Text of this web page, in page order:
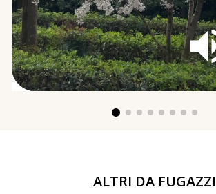
ALTRI DA FUGAZZI